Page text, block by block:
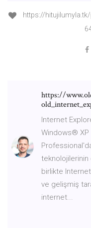
https://
https://
Internet
Windows® XP
teknolojilerinin
birlikte Internet
ve gelişmiş
internet...